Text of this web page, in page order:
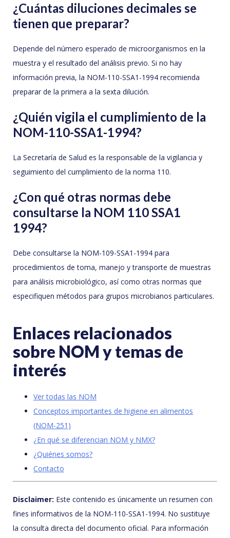
¿Cuántas diluciones decimales se
tienen que preparar?
Depende del número esperado de microorganismos en la
muestra y el resultado del análisis previo. Si no hay
información previa, la NOM-110-SSA1-1994 recomienda
preparar de la primera a la sexta dilución.
¿Quién vigila el cumplimiento de la
NOM-110-SSA1-1994?
La Secretaría de Salud es la responsable de la vigilancia y
seguimiento del cumplimiento de la norma 110.
¿Con qué otras normas debe
consultarse la NOM 110 SSA1
1994?
Debe consultarse la NOM-109-SSA1-1994 para
procedimientos de toma, manejo y transporte de muestras
para análisis microbiológico, así como otras normas que
especifiquen métodos para grupos microbianos particulares.
Enlaces relacionados
sobre NOM y temas de
interés
Ver todas las NOM
Conceptos importantes de higiene en alimentos
(NOM-251)
¿En qué se diferencian NOM y NMX?
¿Quiénes somos?
Contacto
Disclaimer: Este contenido es únicamente un resumen con
fines informativos de la NOM-110-SSA1-1994. No sustituye
la consulta directa del documento oficial. Para información